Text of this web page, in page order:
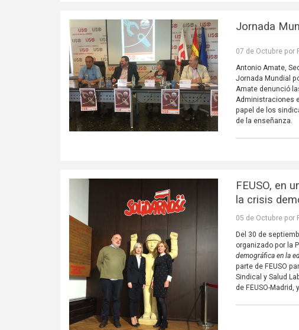
Jornada
07 de Octubre por
Antonio Amate,
Jornada Mundial
Amate denunció
Administraciones
papel de los
de la enseñanza.
FEUSO, en
la crisis
05 de Octubre por
Del 30 de
organizado por la
demográfica en la
parte de FEUSO
Sindical y Salud
de FEUSO-